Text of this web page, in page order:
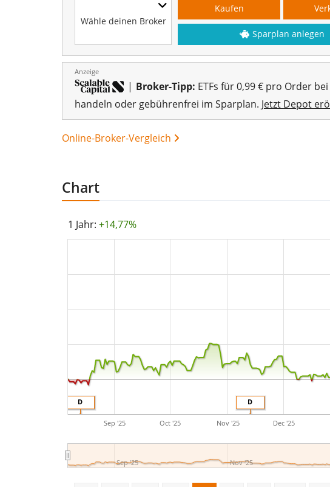
Wähle deinen Broker
Kaufen
Sparplan anlegen
Anzeige
| Broker-Tipp: ETFs für 0,99 € pro Order
handeln oder gebührenfrei im Sparplan. Jetzt Depot
Online-Broker-Vergleich
Chart
1 Jahr: +14,77%
D
D
Sep '25 Oct '25 Nov '25 Dec '25
Sep '25 Nov '25